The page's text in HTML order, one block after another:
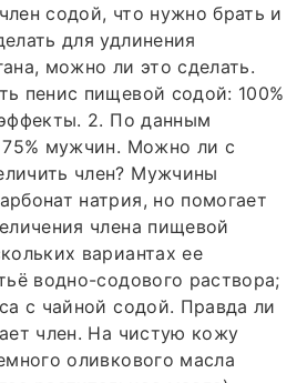
содой, что нужно брать и
для удлинения
можно ли это сделать.
пенис пищевой содой: 100%
2. По данным
75% мужчин. Можно ли с
член? Мужчины
натрия, но помогает
члена пищевой
вариантах ее
водно-содового раствора;
с чайной содой. Правда ли
член. На чистую кожу
оливкового масла